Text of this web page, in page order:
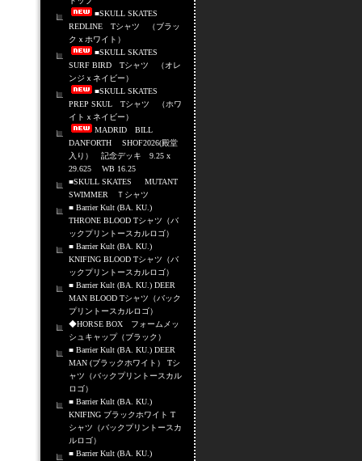
■SKULL SKATES
REDLINE Tシャツ （ブラッ
クｘホワイト）
■SKULL SKATES
SURF BIRD Tシャツ （オレ
ンジｘネイビー）
■SKULL SKATES
PREP SKUL Tシャツ （ホワ
イトｘネイビー）
MADRID BILL
DANFORTH SHOF2026(殿堂
入り） 記念デッキ 9.25 x
29.625 WB 16.25
■SKULL SKATES MUTANT
SWIMMER Ｔシャツ
■ Barrier Kult (BA. KU.)
THRONE BLOOD Tシャツ（バ
ックプリントースカルロゴ）
■ Barrier Kult (BA. KU.)
KNIFING BLOOD Tシャツ（バ
ックプリントースカルロゴ）
■ Barrier Kult (BA. KU.) DEER
MAN BLOOD Tシャツ（バック
プリントースカルロゴ）
◆HORSE BOX フォームメッ
シュキャップ（ブラック）
■ Barrier Kult (BA. KU.) DEER
MAN (ブラックホワイト） Tシ
ャツ（バックプリントースカル
ロゴ）
■ Barrier Kult (BA. KU.)
KNIFING ブラックホワイト T
シャツ（バックプリントースカ
ルロゴ）
■ Barrier Kult (BA. KU.)